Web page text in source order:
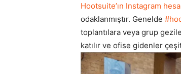
Hootsuite’ın Instagram
odaklanmıştır. Genelde
toplantılara veya grup
katılır ve ofise gidenler